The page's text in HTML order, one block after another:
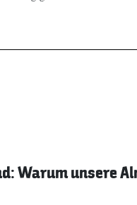
Warum unsere